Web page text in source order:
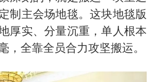
制主会场地毯。这块地毯版
厚实、分量沉重，单人根本
，全靠全员合力攻坚搬运。